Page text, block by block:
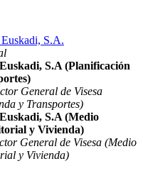
S.A.
S.A (Planificación
General de Visesa
y Transportes)
S.A (Medio
y Vivienda)
General de Visesa (Medio
y Vivienda)